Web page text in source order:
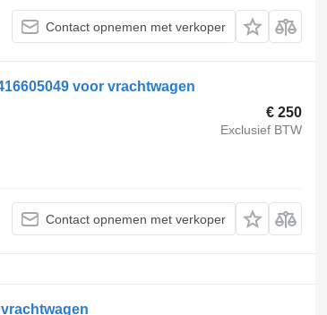
Contact opnemen met verkoper
voor vrachtwagen
€ 250
Exclusief BTW
Contact opnemen met verkoper